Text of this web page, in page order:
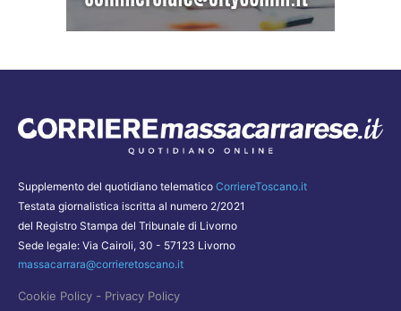
Supplemento del quotidiano telematico CorriereToscano.it
Testata giornalistica iscritta al numero 2/2021
del Registro Stampa del Tribunale di Livorno
Sede legale: Via Cairoli, 30 - 57123 Livorno
massacarrara@corrieretoscano.it
Cookie Policy - Privacy Policy